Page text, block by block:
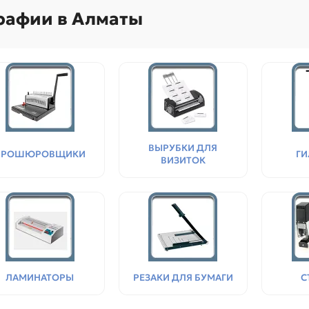
в Алматы
- Новое поступление
для картриджей и
23.06.2026 - Новое
запчастей для картриджей
принтеров, картриджи
ВЫРУБКИ ДЛЯ
ВИЗИТОК
ЛАМИНАТОРЫ РЕЗАКИ ДЛЯ БУМАГИ